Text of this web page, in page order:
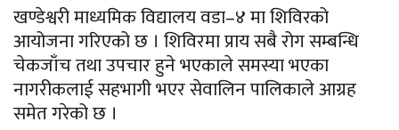
खण्डेश्वरी माध्यमिक विद्यालय वडा–४ मा शिविरको
आयोजना गरिएको छ । शिविरमा प्राय सबै रोग सम्बन्धि
चेकजाँच तथा उपचार हुने भएकाले समस्या भएका
नागरीकलाई सहभागी भएर सेवालिन पालिकाले आग्रह
समेत गरेको छ ।